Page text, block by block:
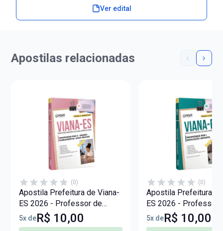
Ver edital
Apostilas relacionadas
(0)
Apostila Prefeitura de Viana-
ES 2026 - Professor de
Educação Básica II - Ensino
Fundamental Anos Iniciais
5x deR$ 10,00
(0)
Apostila Prefeitura
ES 2026 - Professor
Educação Básica I -
Infantil (PEB I)
5x deR$ 10,00